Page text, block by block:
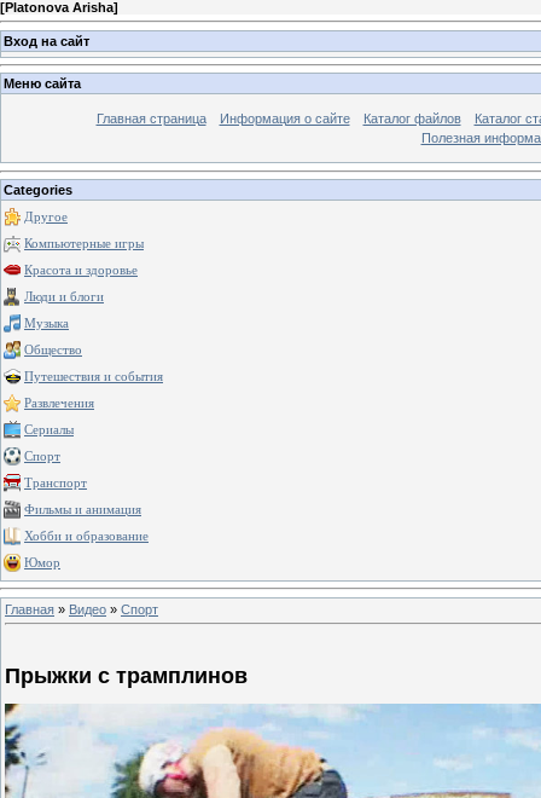
[Platonova Arisha]
Вход на сайт
Меню сайта
Главная страница Информация о сайте Каталог файлов
Каталог
Полезная
Categories
Другое
Компьютерные игры
Красота и здоровье
Люди и блоги
Музыка
Общество
Путешествия и события
Развлечения
Сериалы
Спорт
Транспорт
Фильмы и анимация
Хобби и образование
Юмор
Главная » Видео » Спорт
Прыжки с трамплинов